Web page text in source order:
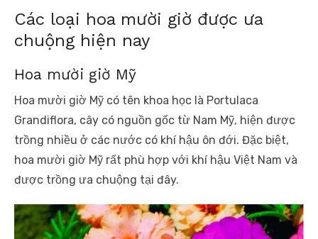
Các loại hoa mười giờ được ưa
chuộng hiện nay
Hoa mười giờ Mỹ
Hoa mười giờ Mỹ có tên khoa học là Portulaca
Grandiflora, cây có nguồn gốc từ Nam Mỹ, hiện được
trồng nhiều ở các nước có khí hậu ôn đới. Đặc biệt,
hoa mười giờ Mỹ rất phù hợp với khí hậu Việt Nam và
được trồng ưa chuộng tại đây.